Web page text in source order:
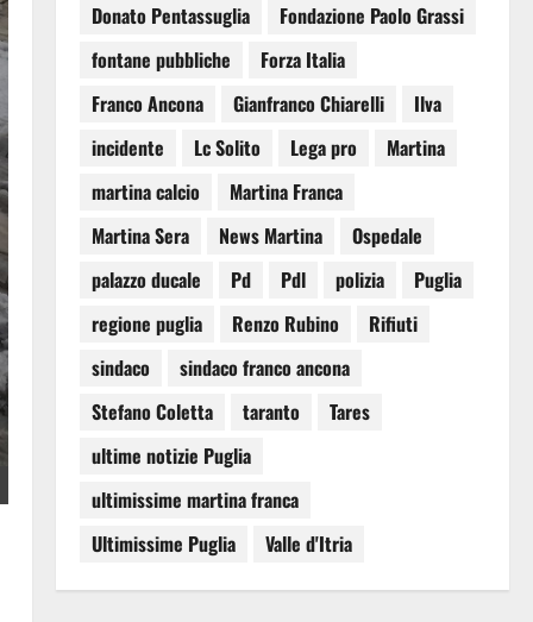
Donato Pentassuglia
Fondazione Paolo Grassi
fontane pubbliche
Forza Italia
Franco Ancona
Gianfranco Chiarelli
Ilva
incidente
Lc Solito Lega pro
Martina
martina calcio
Martina Franca
Martina Sera
News Martina
Ospedale
palazzo ducale
Pd Pdl polizia
Puglia
regione puglia
Renzo Rubino
Rifiuti
sindaco
sindaco franco ancona
Stefano Coletta
taranto
Tares
ultime notizie Puglia
ultimissime martina franca
Ultimissime Puglia
Valle d'Itria